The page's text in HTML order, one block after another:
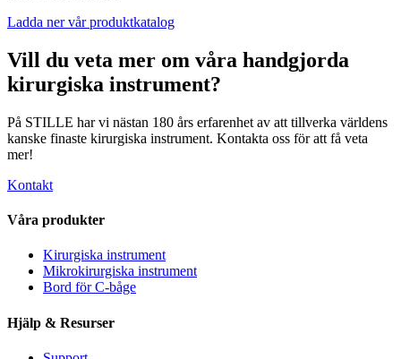
Ladda ner vår produktkatalog
Vill du veta mer om våra handgjorda
kirurgiska instrument?
På STILLE har vi nästan 180 års erfarenhet av att tillverka världens
kanske finaste kirurgiska instrument. Kontakta oss för att få veta
mer!
Kontakt
Våra produkter
Kirurgiska instrument
Mikrokirurgiska instrument
Bord för C-båge
Hjälp & Resurser